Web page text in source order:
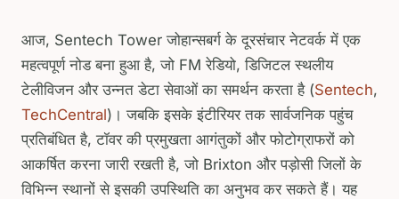
आज, Sentech Tower जोहान्सबर्ग के दूरसंचार नेटवर्क में एक
महत्वपूर्ण नोड बना हुआ है, जो FM रेडियो, डिजिटल स्थलीय
टेलीविजन और उन्नत डेटा सेवाओं का समर्थन करता है (Sentech,
TechCentral)। जबकि इसके इंटीरियर तक सार्वजनिक पहुंच
प्रतिबंधित है, टॉवर की प्रमुखता आगंतुकों और फोटोग्राफरों को
आकर्षित करना जारी रखती है, जो Brixton और पड़ोसी जिलों के
विभिन्न स्थानों से इसकी उपस्थिति का अनुभव कर सकते हैं। यह